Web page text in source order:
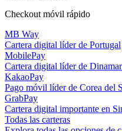
Checkout móvil rápido
MB Way
Cartera digital líder de Portugal
MobilePay
Cartera digital líder de
KakaoPay
Pago móvil líder de Corea del
GrabPay
Cartera digital importante en
Todas las carteras